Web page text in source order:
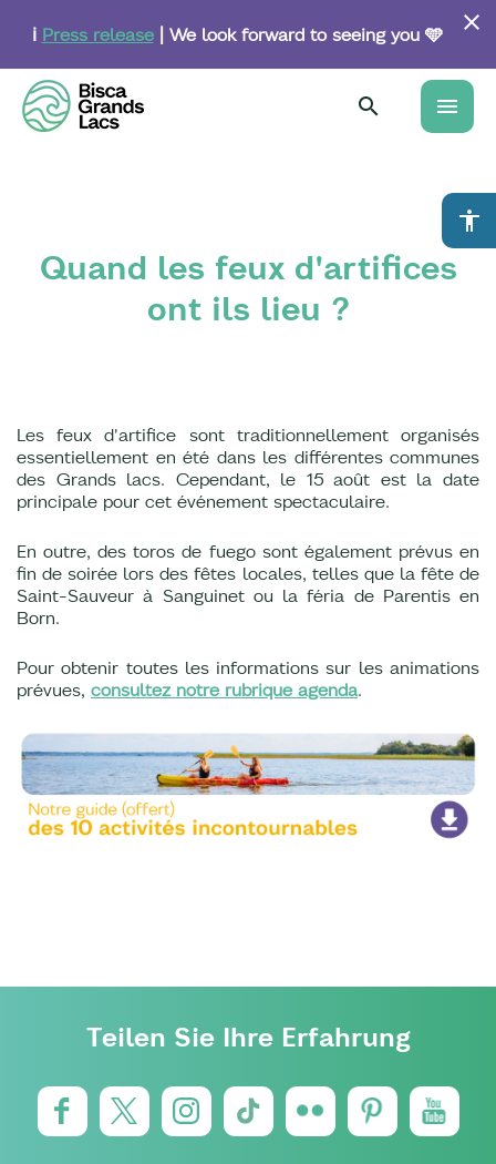
content
ℹ️ Press release| We look forward to seeing you 🩵
menu
accessibility
Quand les feux d'artifices
ont ils lieu ?
Les feux d'artifice sont traditionnellement organisés
essentiellement en été dans les différentes communes
des Grands lacs. Cependant, le 15 août est la date
principale pour cet événement spectaculaire.
En outre, des toros de fuego sont également prévus en
fin de soirée lors des fêtes locales, telles que la fête de
Saint-Sauveur à Sanguinet ou la féria de Parentis en
Born.
Pour obtenir toutes les informations sur les animations
prévues, consultez notre rubrique agenda.
Teilen Sie Ihre Erfahrung